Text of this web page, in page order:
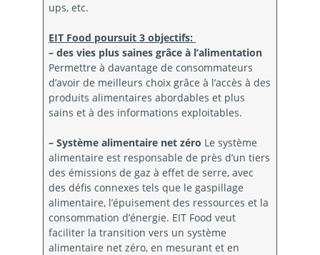
ups, etc.
EIT Food poursuit 3 objectifs:
– des vies plus saines grâce à l’alimentation
Permettre à davantage de consommateurs
d’avoir de meilleurs choix grâce à l’accès à des
produits alimentaires abordables et plus
sains et à des informations exploitables.
– Système alimentaire net zéro Le système
alimentaire est responsable de près d’un tiers
des émissions de gaz à effet de serre, avec
des défis connexes tels que le gaspillage
alimentaire, l’épuisement des ressources et la
consommation d’énergie. EIT Food veut
faciliter la transition vers un système
alimentaire net zéro, en mesurant et en